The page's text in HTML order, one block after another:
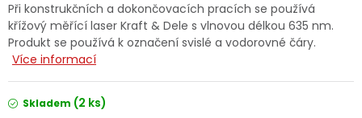
Při konstrukčních a dokončovacích pracích se používá
křížový měřící laser Kraft & Dele s vlnovou délkou 635 nm.
Produkt se používá k označení svislé a vodorovné čáry.
Více informací
Skladem (2 ks)